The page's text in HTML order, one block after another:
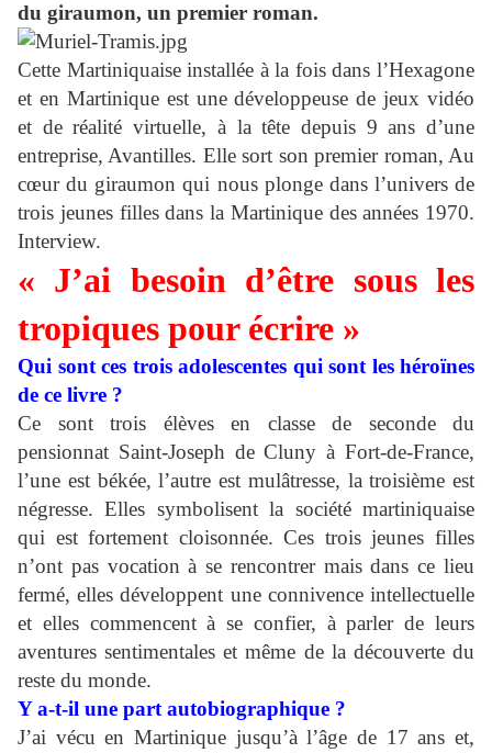
du giraumon, un premier roman.
Cette Martiniquaise installée à la fois dans l’Hexagone
et en Martinique est une développeuse de jeux vidéo
et de réalité virtuelle, à la tête depuis 9 ans d’une
entreprise, Avantilles. Elle sort son premier roman, Au
cœur du giraumon qui nous plonge dans l’univers de
trois jeunes filles dans la Martinique des années 1970.
Interview.
« J’ai besoin d’être sous les
tropiques pour écrire »
Qui sont ces trois adolescentes qui sont les héroïnes
de ce livre ?
Ce sont trois élèves en classe de seconde du
pensionnat Saint-Joseph de Cluny à Fort-de-France,
l’une est békée, l’autre est mulâtresse, la troisième est
négresse. Elles symbolisent la société martiniquaise
qui est fortement cloisonnée. Ces trois jeunes filles
n’ont pas vocation à se rencontrer mais dans ce lieu
fermé, elles développent une connivence intellectuelle
et elles commencent à se confier, à parler de leurs
aventures sentimentales et même de la découverte du
reste du monde.
Y a-t-il une part autobiographique ?
J’ai vécu en Martinique jusqu’à l’âge de 17 ans et,